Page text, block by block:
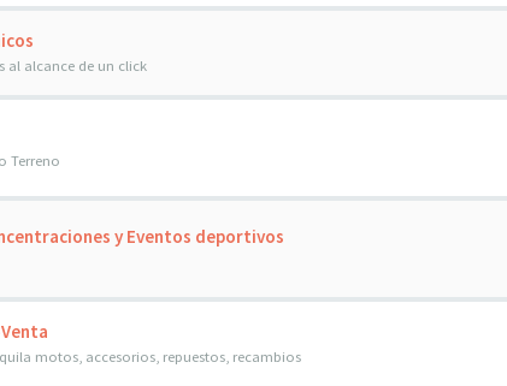
al alcance de un click
Terreno
y Eventos deportivos
motos, accesorios, repuestos, recambios